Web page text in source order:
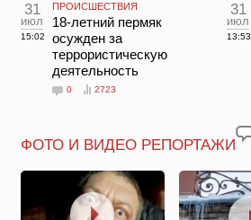
31
июл
15:02
ПРОИСШЕСТВИЯ
18-летний пермяк
осужден за
террористическую
деятельность
0 2723
31
июл
13:53
ФОТО И ВИДЕО РЕПОРТАЖИ